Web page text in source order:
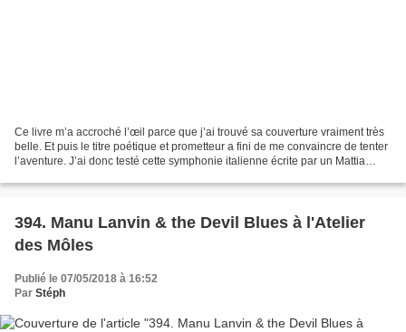
Ce livre m’a accroché l’œil parce que j’ai trouvé sa couverture vraiment très
belle. Et puis le titre poétique et prometteur a fini de me convaincre de tenter
l’aventure. J’ai donc testé cette symphonie italienne écrite par un Mattia
394. Manu Lanvin & the Devil Blues à l'Atelier
des Môles
Publié le 07/05/2018 à 16:52
Par Stéph